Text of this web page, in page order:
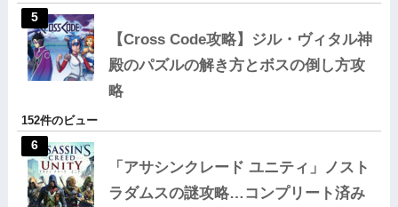
【Cross Code攻略】ジル・ヴィタル神
殿のパズルの解き方とボスの倒し方攻
略
152件のビュー
「アサシンクレード ユニティ」ノスト
ラダムスの謎攻略…コンプリート済み